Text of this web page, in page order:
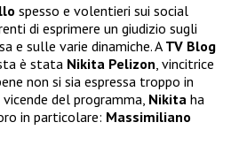
spesso e volentieri sui social
di esprimere un giudizio sugli
e sulle varie dinamiche. A TV Blog
è stata Nikita Pelizon , vincitrice
non si sia espressa troppo in
del programma, Nikita ha
in particolare: Massimiliano